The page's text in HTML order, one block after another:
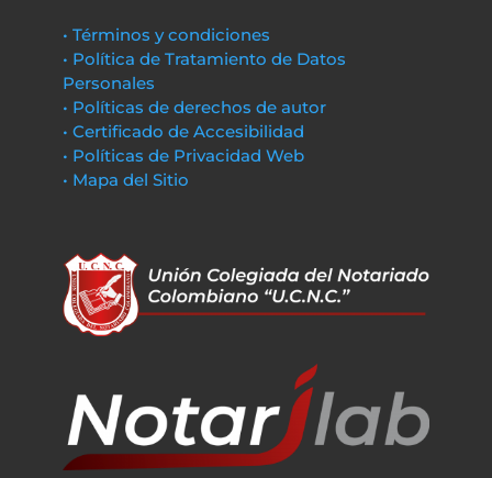
• Términos y condiciones
• Política de Tratamiento de Datos
Personales
• Políticas de derechos de autor
• Certificado de Accesibilidad
• Políticas de Privacidad Web
• Mapa del Sitio